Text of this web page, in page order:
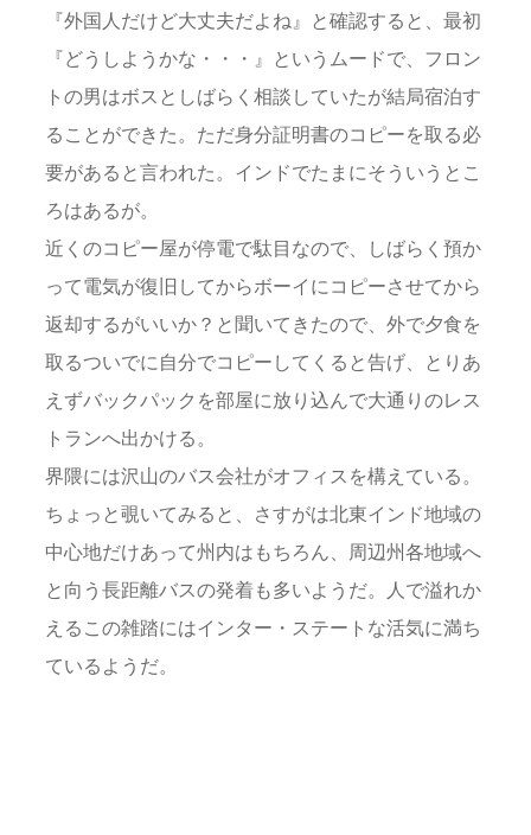
『外国人だけど大丈夫だよね』と確認すると、最初
『どうしようかな・・・』というムードで、フロン
トの男はボスとしばらく相談していたが結局宿泊す
ることができた。ただ身分証明書のコピーを取る必
要があると言われた。インドでたまにそういうとこ
ろはあるが。
近くのコピー屋が停電で駄目なので、しばらく預か
って電気が復旧してからボーイにコピーさせてから
返却するがいいか？と聞いてきたので、外で夕食を
取るついでに自分でコピーしてくると告げ、とりあ
えずバックパックを部屋に放り込んで大通りのレス
トランへ出かける。
界隈には沢山のバス会社がオフィスを構えている。
ちょっと覗いてみると、さすがは北東インド地域の
中心地だけあって州内はもちろん、周辺州各地域へ
と向う長距離バスの発着も多いようだ。人で溢れか
えるこの雑踏にはインター・ステートな活気に満ち
ているようだ。